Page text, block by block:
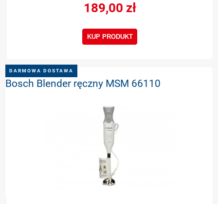
189,00 zł
KUP PRODUKT
Bosch Blender ręczny MSM 66110
DARMOWA DOSTAWA